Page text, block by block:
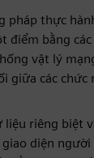
pháp thực
điểm bằng
vật lý
giữa các chức
liệu riêng biệt
diện